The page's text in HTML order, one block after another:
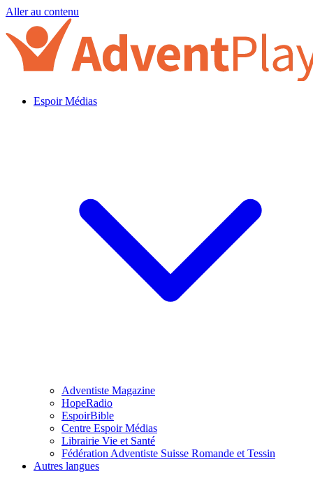
Aller au contenu
Espoir Médias
Adventiste Magazine
HopeRadio
EspoirBible
Centre Espoir Médias
Librairie Vie et Santé
Fédération Adventiste Suisse Romande et Tessin
Autres langues